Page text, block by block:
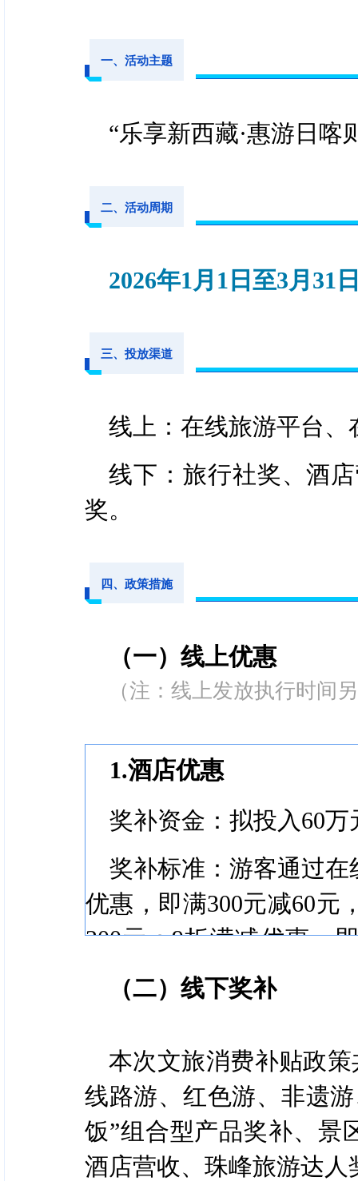
一、活动主题
“乐享新西藏·惠游日喀
二、活动周期
2026年1月1日至3月31
三、投放渠道
线上：在线旅游平台
线下：旅行社奖、酒
奖。
四、政策措施
（一）线上优惠
（注：线上发放执行时间
1.酒店优惠
奖补资金：拟投入60万
奖补标准：游客通过
优惠，即满300元减60元
200元；9折满减优惠，
元，满500元减50元。
奖补资金：拟投入20万
奖补标准：游客通过
日机场的，可享每满500
（二）线下奖补
本次文旅消费补贴政
线路游、红色游、非遗
饭”组合型产品奖补、景
酒店营收、珠峰旅游达人